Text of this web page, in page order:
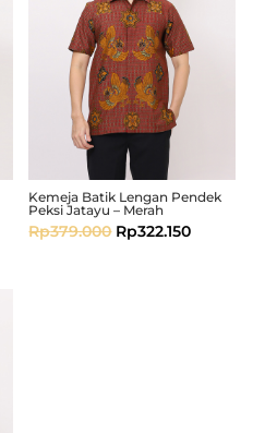
Kemeja Batik Lengan Pendek
Peksi Jatayu – Merah
Rp379.000 Rp322.150